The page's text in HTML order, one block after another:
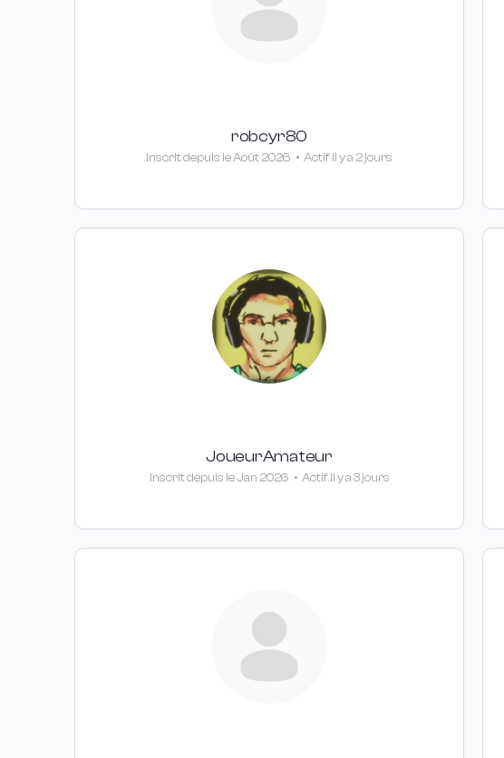
robcyr80
Inscrit depuis le Août 2026 • Actif Il y a 2 jours
JoueurAmateur
Inscrit depuis le Jan 2026 • Actif Il y a 3 jours